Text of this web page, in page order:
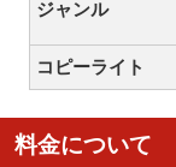
ジャンル
コピーライト
料金について